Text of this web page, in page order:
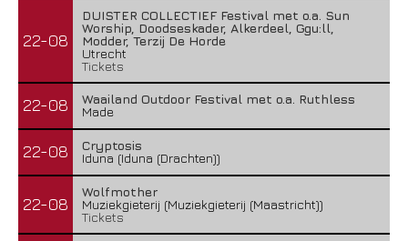
22-08
DUISTER COLLECTIEF Festival met o.a. Sun
Worship, Doodseskader, Alkerdeel, Ggu:ll,
Modder, Terzij De Horde
Utrecht
Tickets
22-08
Waailand Outdoor Festival met o.a. Ruthless
Made
22-08
Cryptosis
Iduna (Iduna (Drachten))
22-08
Wolfmother
Muziekgieterij (Muziekgieterij (Maastricht))
Tickets